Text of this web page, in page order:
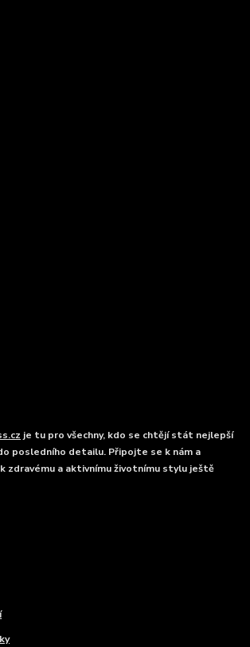
je tu pro všechny, kdo se chtějí stát nejlepší
posledního detailu. Připojte se k nám a
zdravému a aktivnímu životnímu stylu ještě